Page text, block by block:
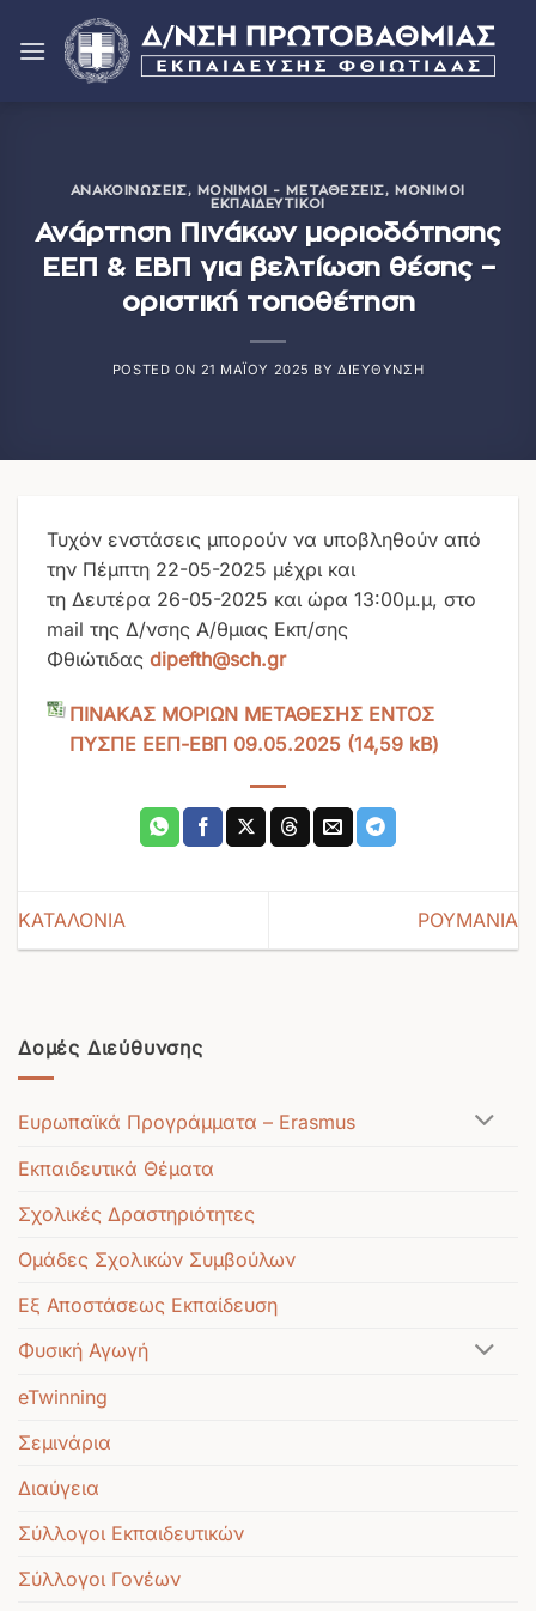
Μετάβαση
στο
περιεχόμενο
ΑΝΑΚΟΙΝΏΣΕΙΣ, ΜΌΝΙΜΟΙ - ΜΕΤΑΘΈΣΕΙΣ,
ΜΌΝΙΜΟΙ
ΕΚΠΑΙΔΕΥΤΙΚΟΊ
Ανάρτηση Πινάκων μοριοδότησης
ΕΕΠ & ΕΒΠ για βελτίωση θέσης –
οριστική τοποθέτηση
POSTED ON 21 ΜΑΪ́ΟΥ 2025 BYΔΙΕΎΘΥΝΣΗ
Δομές Διεύθυνσης
Ευρωπαϊκά Προγράμματα – Erasmus
Εκπαιδευτικά Θέματα
Σχολικές Δραστηριότητες
Ομάδες Σχολικών Συμβούλων
Εξ Αποστάσεως Εκπαίδευση
Φυσική Αγωγή
eTwinning
Σεμινάρια
Διαύγεια
Σύλλογοι Εκπαιδευτικών
Σύλλογοι Γονέων
Τυχόν ενστάσεις μπορούν να υποβληθούν από
την Πέμπτη 22-05-2025 μέχρι και
τη Δευτέρα 26-05-2025 και ώρα 13:00μ.μ, στο
mail της Δ/νσης Α/θμιας Εκπ/σης
Φθιώτιδας dipefth@sch.gr
ΠΙΝΑΚΑΣ ΜΟΡΙΩΝ ΜΕΤΑΘΕΣΗΣ ΕΝΤΟΣ
ΠΥΣΠΕ ΕΕΠ-ΕΒΠ 09.05.2025
ΚΑΤΑΛΟΝΙΑ ΡΟΥΜΑΝΙΑ